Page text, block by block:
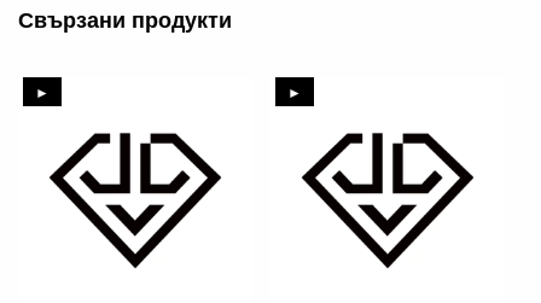
Свързани продукти
► ►